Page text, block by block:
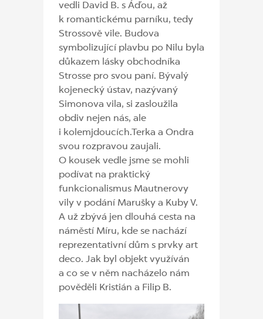
vedli David B. s Áďou, až
k romantickému parníku, tedy
Strossově vile. Budova
symbolizující plavbu po Nilu byla
důkazem lásky obchodníka
Strosse pro svou paní. Bývalý
kojenecký ústav, nazývaný
Simonova vila, si zasloužila
obdiv nejen nás, ale
i kolemjdoucích.Terka a Ondra
svou rozpravou zaujali.
O kousek vedle jsme se mohli
podívat na praktický
funkcionalismus Mautnerovy
vily v podání Marušky a Kuby V.
A už zbývá jen dlouhá cesta na
náměstí Míru, kde se nachází
reprezentativní dům s prvky art
deco. Jak byl objekt využíván
a co se v něm nacházelo nám
pověděli Kristián a Filip B.